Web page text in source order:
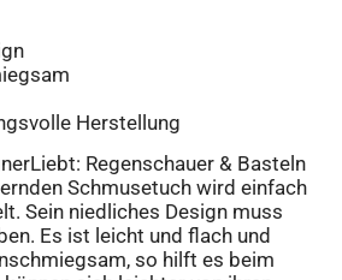
Herstellung
Regenschauer & Basteln
Schmusetuch wird einfach
Sein niedliches Design muss
Es ist leicht und flach und
so hilft es beim